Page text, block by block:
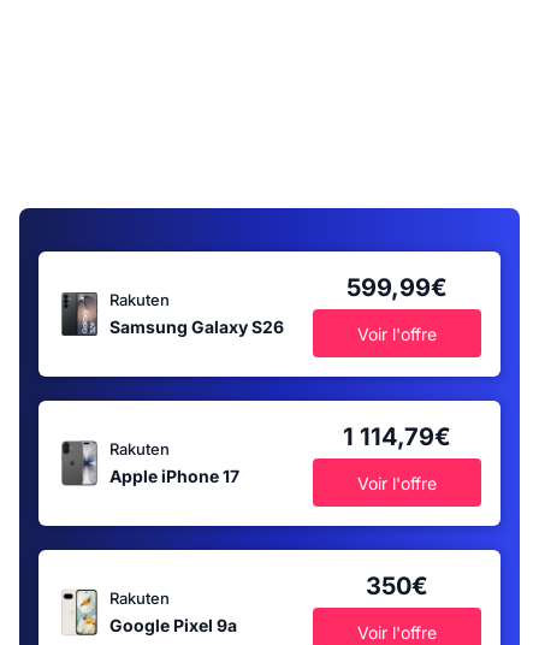
Rakuten
Samsung Galaxy S26
599,99€
Voir l'offre
Rakuten
Apple iPhone 17
1 114,79€
Voir l'offre
Rakuten
Google Pixel 9a
350€
Voir l'offre